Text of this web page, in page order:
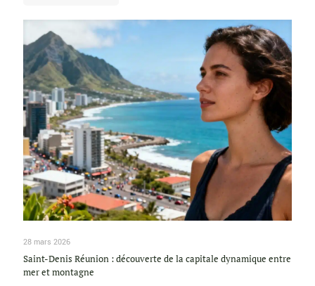
28 mars 2026
Saint-Denis Réunion : découverte de la capitale dynamique entre
mer et montagne